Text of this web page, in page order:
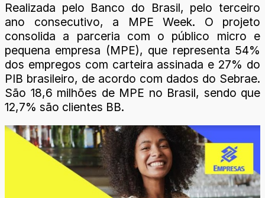
Realizada pelo Banco do Brasil, pelo terceiro
ano consecutivo, a MPE Week. O projeto
consolida a parceria com o público micro e
pequena empresa (MPE), que representa 54%
dos empregos com carteira assinada e 27% do
PIB brasileiro, de acordo com dados do Sebrae.
São 18,6 milhões de MPE no Brasil, sendo que
12,7% são clientes BB.